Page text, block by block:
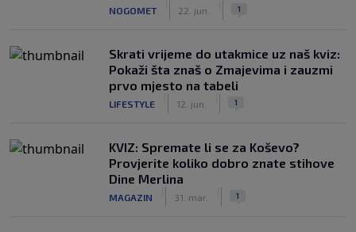
NOGOMET 22. jun. 1
Skrati vrijeme do utakmice uz naš kviz:
Pokaži šta znaš o Zmajevima i zauzmi
prvo mjesto na tabeli
LIFESTYLE 12. jun. 1
KVIZ: Spremate li se za Koševo?
Provjerite koliko dobro znate stihove
Dine Merlina
MAGAZIN 31. mar. 1